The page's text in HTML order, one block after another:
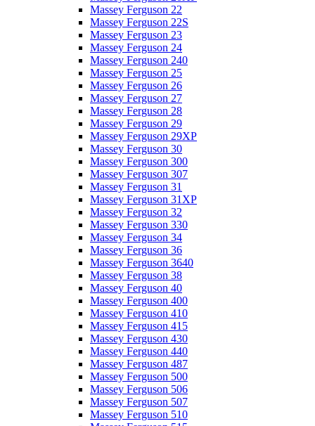
Massey Ferguson 22
Massey Ferguson 22S
Massey Ferguson 23
Massey Ferguson 24
Massey Ferguson 240
Massey Ferguson 25
Massey Ferguson 26
Massey Ferguson 27
Massey Ferguson 28
Massey Ferguson 29
Massey Ferguson 29XP
Massey Ferguson 30
Massey Ferguson 300
Massey Ferguson 307
Massey Ferguson 31
Massey Ferguson 31XP
Massey Ferguson 32
Massey Ferguson 330
Massey Ferguson 34
Massey Ferguson 36
Massey Ferguson 3640
Massey Ferguson 38
Massey Ferguson 40
Massey Ferguson 400
Massey Ferguson 410
Massey Ferguson 415
Massey Ferguson 430
Massey Ferguson 440
Massey Ferguson 487
Massey Ferguson 500
Massey Ferguson 506
Massey Ferguson 507
Massey Ferguson 510